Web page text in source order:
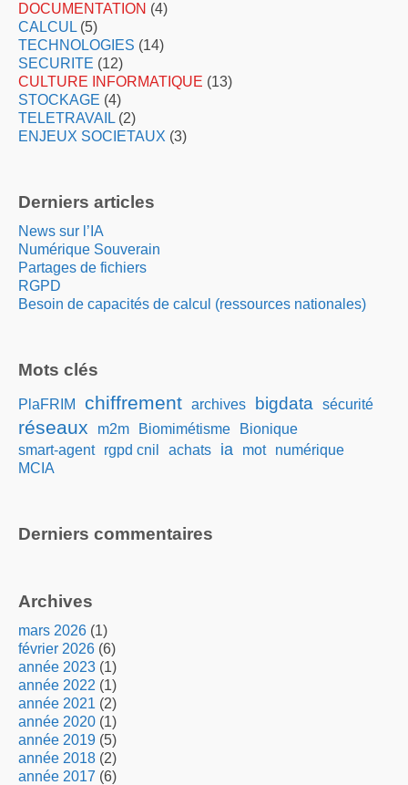
DOCUMENTATION (4)
CALCUL (5)
TECHNOLOGIES (14)
SECURITE (12)
CULTURE INFORMATIQUE (13)
STOCKAGE (4)
TELETRAVAIL (2)
ENJEUX SOCIETAUX (3)
Derniers articles
News sur l’IA
Numérique Souverain
Partages de fichiers
RGPD
Besoin de capacités de calcul (ressources nationales)
Mots clés
PlaFRIM chiffrement archives bigdata sécurité
réseaux m2m Biomimétisme
Bionique
smart-agent
rgpd cnil achats ia mot
numérique
MCIA
Derniers commentaires
Archives
mars 2026 (1)
février 2026 (6)
année 2023 (1)
année 2022 (1)
année 2021 (2)
année 2020 (1)
année 2019 (5)
année 2018 (2)
année 2017 (6)